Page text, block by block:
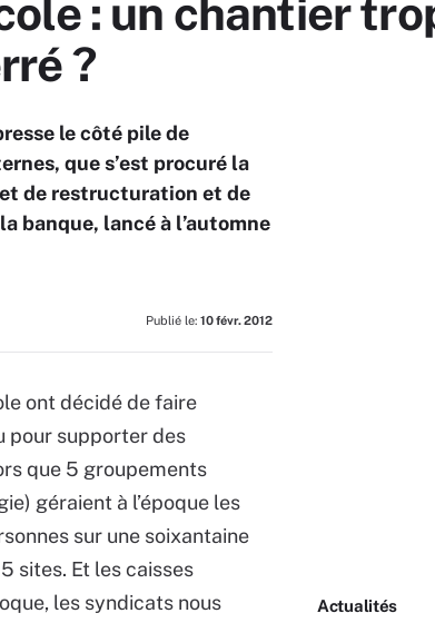
: un chantier
?
le côté pile de
que s’est procuré la
de restructuration et de
banque, lancé à l’automne
Publié le: 10 févr. 2012
ont décidé de faire
pour supporter des
que 5 groupements
géraient à l’époque les
sur une soixantaine
sites. Et les caisses
les syndicats nous
Actualités